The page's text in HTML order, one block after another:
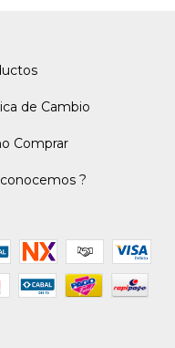
de Cambio
Comprar
?